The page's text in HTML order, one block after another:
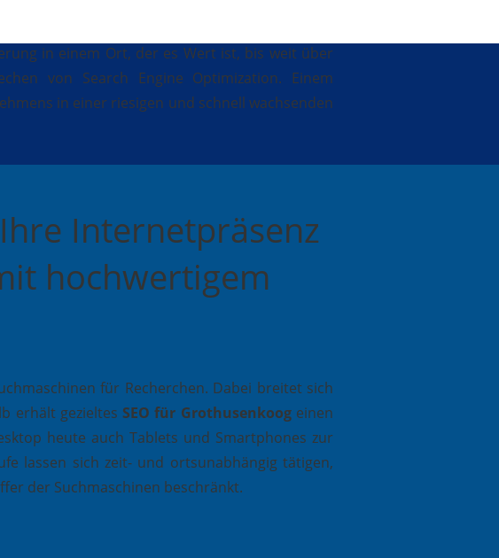
in einem Ort, der es Wert ist, bis weit über
von Search Engine Optimization. Einem
in einer riesigen und schnell wachsenden
Internetpräsenz
hochwertigem
für Recherchen. Dabei breitet sich
erhält gezieltesSEO für Grothusenkoogeinen
heute auch Tablets und Smartphones zur
lassen sich zeit- und ortsunabhängig tätigen,
der Suchmaschinen beschränkt.